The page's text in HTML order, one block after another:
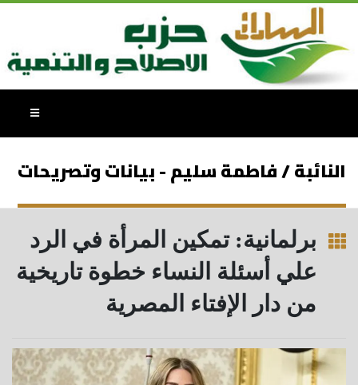
النائبة / فاطمة سليم - بيانات وتصريحات
برلمانية: تمكين المرأة في الرد
علي أسئلة النساء خطوة تاريخية
من دار الإفتاء المصرية